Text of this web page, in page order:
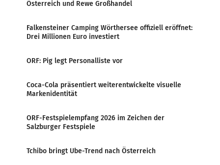
Österreich und Rewe Großhandel
Falkensteiner Camping Wörthersee offiziell eröffnet:
Drei Millionen Euro investiert
ORF: Pig legt Personalliste vor
Coca-Cola präsentiert weiterentwickelte visuelle
Markenidentität
ORF-Festspielempfang 2026 im Zeichen der
Salzburger Festspiele
Tchibo bringt Ube-Trend nach Österreich